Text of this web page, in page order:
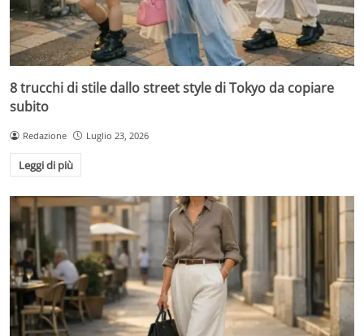
8 trucchi di stile dallo street style di Tokyo da copiare
subito
Redazione Luglio 23, 2026
Leggi di più